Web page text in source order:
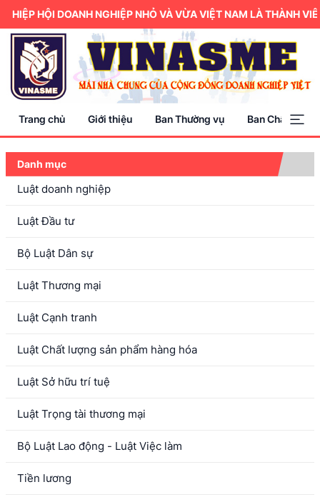
HIỆP HỘI DOANH NGHIỆP NHỎ VÀ VỪA VIỆT NAM LÀ THÀNH
Trang chủ Giới thiệu Ban Thường vụ Ban Chấp hành
Danh mục
Luật doanh nghiệp
Luật Đầu tư
Bộ Luật Dân sự
Luật Thương mại
Luật Cạnh tranh
Luật Chất lượng sản phẩm hàng hóa
Luật Sở hữu trí tuệ
Luật Trọng tài thương mại
Bộ Luật Lao động - Luật Việc làm
Tiền lương